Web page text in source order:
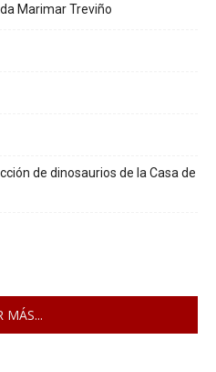
Marimar Treviño
de dinosaurios de la Casa de
MÁS...